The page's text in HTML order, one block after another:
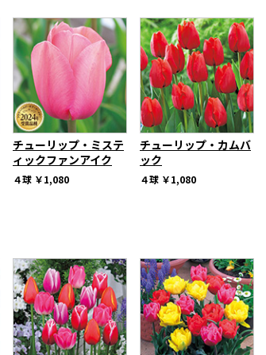
チューリップ・ミステ
ィックファンアイク
４球 ￥1,080
チューリップ・カムバ
ック
４球 ￥1,080